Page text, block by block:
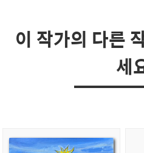
이 작가의 다른
세